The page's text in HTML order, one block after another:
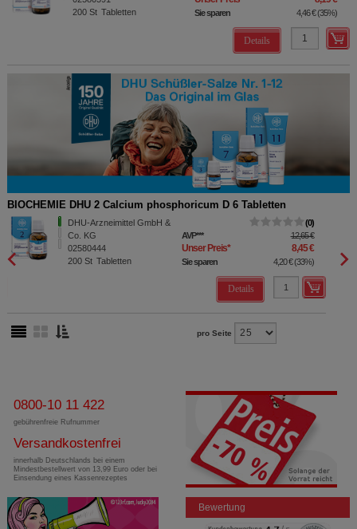
200 St Tabletten Sie sparen 4,46 €(35%)
Details
BIOCHEMIE DHU 2 Calcium phosphoricum D 6 Tabletten
DHU-Arzneimittel GmbH &
Co. KG
02580444
200 St Tabletten
0
AVP*** 12,65 €
Unser Preis* 8,45 €
Sie sparen 4,20 € (33%)
Details
pro Seite
0800-10 11 422
gebührenfreie Rufnummer
Versandkostenfrei
innerhalb Deutschlands bei einem
Mindestbestellwert von 13,99 Euro oder bei
Einsendung eines Kassenrezeptes
Bewertung